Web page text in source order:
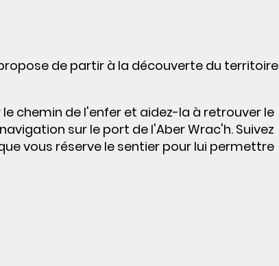
de partir à la découverte du territoire
chemin de l'enfer et aidez-la à retrouver le
sur le port de l'Aber Wrac'h. Suivez
vous réserve le sentier pour lui permettre